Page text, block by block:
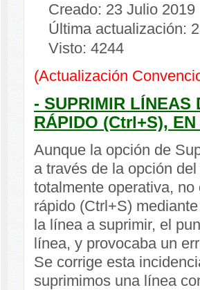
Creado: 23 Julio 2019
Última actualización:
Visto: 4244
(Actualización
- SUPRIMIR LÍNEAS
RÁPIDO (Ctrl+S),
Aunque la opción de
a través de la opción
totalmente operativa,
rápido (Ctrl+S)
la línea a suprimir, el
línea, y provocaba un
Se corrige esta
suprimimos una línea